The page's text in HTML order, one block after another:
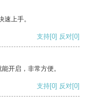
上手。
支持[0] 反对[0]
开启，非常方便。
支持[0] 反对[0]